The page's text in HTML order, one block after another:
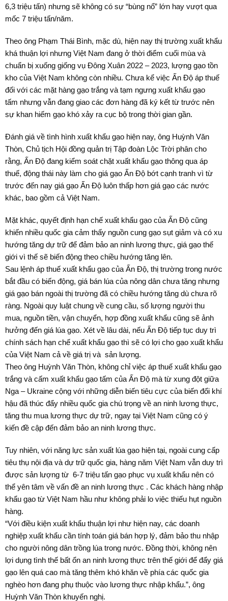
6,3 triệu tấn) nhưng sẽ không có sự “bùng nổ” lớn hay vượt qua
mốc 7 triệu tấn/năm.
Theo ông Phạm Thái Bình, mặc dù, hiện nay thị trường xuất khẩu
khá thuận lợi nhưng Việt Nam đang ở thời điểm cuối mùa và
chuẩn bị xuống giống vụ Đông Xuân 2022 – 2023, lượng gạo tồn
kho của Việt Nam không còn nhiều. Chưa kể việc Ấn Độ áp thuế
đối với các mặt hàng gạo trắng và tạm ngưng xuất khẩu gạo
tấm nhưng vẫn đang giao các đơn hàng đã ký kết từ trước nên
sự khan hiếm gạo khó xảy ra cục bộ trong thời gian gần.
Đánh giá về tình hình xuất khẩu gạo hiện nay, ông Huỳnh Văn
Thòn, Chủ tịch Hội đồng quản trị Tập đoàn Lộc Trời phân cho
rằng, Ấn Độ đang kiểm soát chặt xuất khẩu gạo thông qua áp
thuế, động thái này làm cho giá gạo Ấn Độ bớt cạnh tranh vì từ
trước đến nay giá gạo Ấn Độ luôn thấp hơn giá gạo các nước
khác, bao gồm cả Việt Nam.
Mặt khác, quyết định hạn chế xuất khẩu gạo của Ấn Độ cũng
khiến nhiều quốc gia cảm thấy nguồn cung gạo sụt giảm và có xu
hướng tăng dự trữ để đảm bảo an ninh lương thực, giá gạo thế
giới vì thế sẽ biến động theo chiều hướng tăng lên.
Sau lệnh áp thuế xuất khẩu gạo của Ấn Độ, thị trường trong nước
bắt đầu có biến động, giá bán lúa của nông dân chưa tăng nhưng
giá gạo bán ngoài thị trường đã có chiều hướng tăng dù chưa rõ
ràng. Ngoài quy luật chung về cung cầu, số lượng người thu
mua, nguồn tiền, vận chuyển, hợp đồng xuất khẩu cũng sẽ ảnh
hưởng đến giá lúa gạo. Xét về lâu dài, nếu Ấn Độ tiếp tục duy trì
chính sách hạn chế xuất khẩu gạo thì sẽ có lợi cho gạo xuất khẩu
của Việt Nam cả về giá trị và sản lượng.
Theo ông Huỳnh Văn Thòn, không chỉ việc áp thuế xuất khẩu gạo
trắng và cấm xuất khẩu gạo tấm của Ấn Độ mà từ xung đột giữa
Nga – Ukraine cộng với những diễn biến tiêu cực của biến đổi khí
hậu đã thúc đẩy nhiều quốc gia chú trọng về an ninh lương thực,
tăng thu mua lương thực dự trữ, ngay tại Việt Nam cũng có ý
kiến đề cập đến đảm bảo an ninh lương thực.
Tuy nhiên, với năng lực sản xuất lúa gạo hiện tại, ngoài cung cấp
tiêu thụ nội địa và dự trữ quốc gia, hàng năm Việt Nam vẫn duy trì
được sản lượng từ 6-7 triệu tấn gạo phục vụ xuất khẩu nên có
thể yên tâm về vấn đề an ninh lương thực . Các khách hàng nhập
khẩu gạo từ Việt Nam hầu như không phải lo việc thiếu hụt nguồn
hàng.
“Với điều kiện xuất khẩu thuận lợi như hiện nay, các doanh
nghiệp xuất khẩu cần tính toán giá bán hợp lý, đảm bảo thu nhập
cho người nông dân trồng lúa trong nước. Đồng thời, không nên
lợi dụng tình thế bất ổn an ninh lương thực trên thế giới để đẩy giá
gạo lên quá cao mà tăng thêm khó khăn về phía các quốc gia
nghèo hơn đang phụ thuộc vào lương thực nhập khẩu.”, ông
Huỳnh Văn Thòn khuyến nghị.